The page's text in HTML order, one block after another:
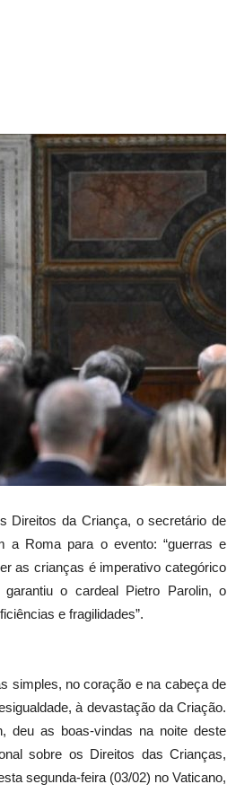
Direitos da Criança, o secretário de
a Roma para o evento: “guerras e
as crianças é imperativo categórico
o cardeal Pietro Parolin, o
e fragilidades”.
simples, no coração e na cabeça de
à devastação da Criação.
deu as boas-vindas na noite deste
sobre os Direitos das Crianças,
segunda-feira (03/02) no Vaticano,